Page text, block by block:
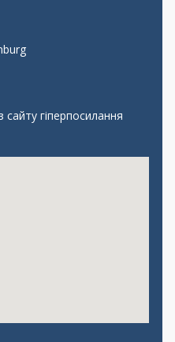
сайту гіперпосилання